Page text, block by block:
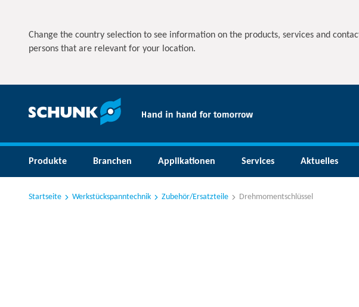
Change the country selection to see information on the products, services and
persons that are relevant for your location.
Produkte Branchen Applikationen Services Aktuelles
Startseite Werkstückspanntechnik Zubehör/Ersatzteile Drehmomentschlüssel